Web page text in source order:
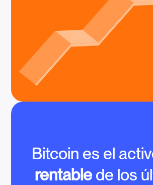
Bitcoin es el
rentable de los